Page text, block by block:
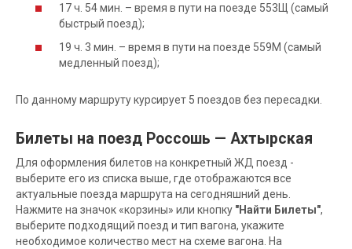
17 ч. 54 мин. – время в пути на поезде 553Щ (самый
быстрый поезд);
19 ч. 3 мин. – время в пути на поезде 559М (самый
медленный поезд);
По данному маршруту курсирует 5 поездов без пересадки.
Билеты на поезд Россошь — Ахтырская
Для оформления билетов на конкретный ЖД поезд -
выберите его из списка выше, где отображаются все
актуальные поезда маршрута на сегодняшний день.
Нажмите на значок «корзины» или кнопку "Найти Билеты",
выберите подходящий поезд и тип вагона, укажите
необходимое количество мест на схеме вагона. На